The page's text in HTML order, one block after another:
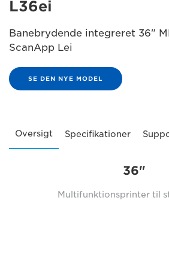
L36ei
Banebrydende integreret 36"
ScanApp Lei
SE DEN NYE MODEL
Oversigt Specifikationer
36"
Multifunktionsprinter til